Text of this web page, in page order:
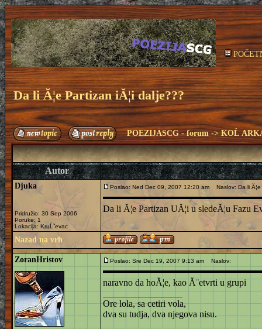
Da li Ă¦e Partizan iĂ¦i dalje???
POEZIJASCG - forum ->KOĹ
Autor
Djuka
Pridružio: 30 Sep 2006
Poruke: 1
Lokacija: KruĹˇevac
Poslao: Ned Dec 09, 2007 12:20 am Naslov: Da li
Da li Ă¦e Partizan UĂ¦i u sledeĂ¦u Fazu
Nazad na vrh
ZoranHristov Poslao: Sre Dec 19, 2007 9:13 am Naslov:
naravno da hoĂ¦e, kao Ă¨etvrti u grupi
_________________
Ore lola, sa cetiri vola,
dva su tudja, dva njegova nisu.